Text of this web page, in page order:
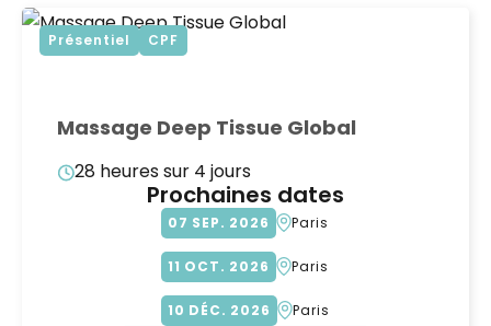
Présentiel CPF
Massage Deep Tissue Global
28 heures sur 4 jours
Prochaines dates
07 SEP 2026 Paris
11 OCT 2026 Paris
10 DÉC 2026 Paris